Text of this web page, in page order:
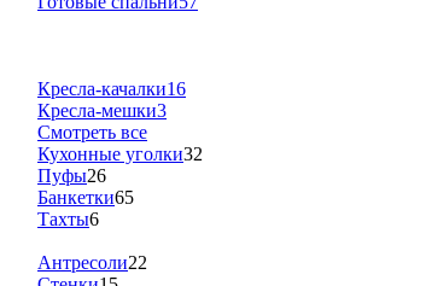
Кресла-качалки16
Кресла-мешки3
Смотреть все
Кухонные уголки32
Пуфы26
Банкетки65
Тахты6
Антресоли22